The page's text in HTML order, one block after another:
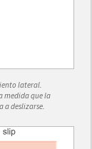
lateral.
medida que la
a deslizarse.